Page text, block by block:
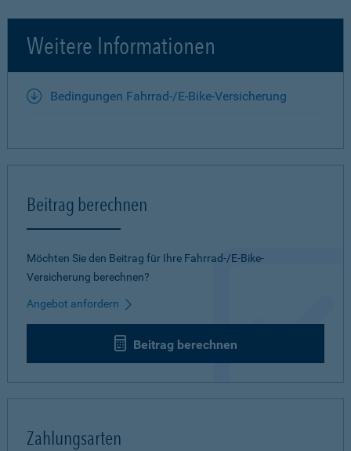
Weitere Informationen
Bedingungen Fahrrad-/E-Bike-Versicherung
Beitrag berechnen
Möchten Sie den Beitrag für Ihre Fahrrad-/E-Bike-
Versicherung berechnen?
Angebot anfordern
Beitrag berechnen
Zahlungsarten